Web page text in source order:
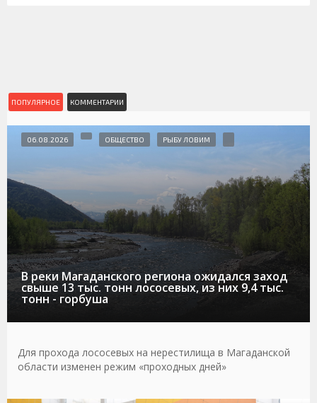
ПОПУЛЯРНОЕ КОММЕНТАРИИ
В реки Магаданского региона ожидался заход
свыше 13 тыс. тонн лососевых, из них 9,4 тыс.
тонн - горбуша
06.08.2026 ОБЩЕСТВО РЫБУ ЛОВИМ
Для прохода лососевых на нерестилища в Магаданской
области изменен режим «проходных дней»